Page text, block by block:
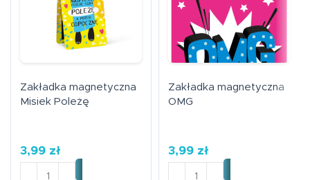
Zakładka magnetyczna
Misiek Poleżę
3,99 zł
ilość Zakładka magnetyczna Misiek Poleżę
Zakładka magnetyczna
OMG
3,99 zł
ilość Zakładka